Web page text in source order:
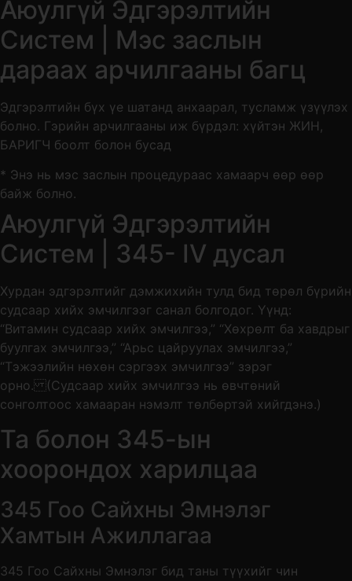
Аюулгүй Эдгэрэлтийн
Систем | Мэс заслын
дараах арчилгааны багц
Эдгэрэлтийн бүх үе шатанд анхаарал, тусламж үзүүлэх
болно. Гэрийн арчилгааны иж бүрдэл: хүйтэн ЖИН,
БАРИГЧ боолт болон бусад
* Энэ нь мэс заслын процедураас хамаарч өөр өөр
байж болно.
Аюулгүй Эдгэрэлтийн
Систем | 345- IV дусал
Хурдан эдгэрэлтийг дэмжихийн тулд бид төрөл бүрийн
судсаар хийх эмчилгээг санал болгодог. Үүнд:
“Витамин судсаар хийх эмчилгээ,” “Хөхрөлт ба хавдрыг
буулгах эмчилгээ,” “Арьс цайруулах эмчилгээ,”
“Тэжээлийн нөхөн сэргээх эмчилгээ” зэрэг
орно. (Судсаар хийх эмчилгээ нь өвчтөний
сонголтоос хамааран нэмэлт төлбөртэй хийгдэнэ.)
Та болон 345-ын
хоорондох харилцаа
345 Гоо Сайхны Эмнэлэг
Хамтын Ажиллагаа
345 Гоо Сайхны Эмнэлэг бид таны түүхийг чин